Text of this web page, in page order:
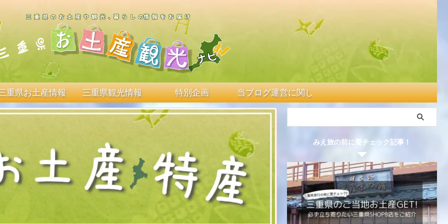
重県お土産情報 三重県観光情報 特別企画 当ブログ運営に関して
みえ旅の前に要チェック記事！